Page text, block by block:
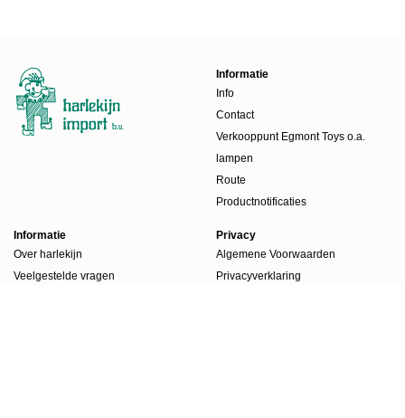
Informatie
Info
Contact
Verkooppunt Egmont Toys o.a.
lampen
Route
Productnotificaties
Informatie
Over harlekijn
Veelgestelde vragen
Privacy
Algemene Voorwaarden
Privacyverklaring